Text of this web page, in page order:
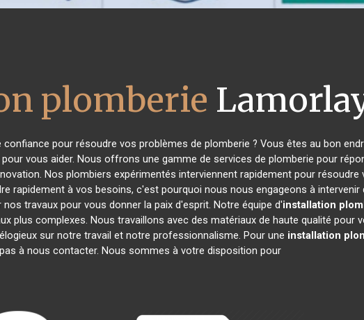
plomberie
confiance pour résoudre vos problèmes de plomberie ? Vous êtes au bon
vous aider. Nous offrons une gamme de services de plomberie pour
Nos plombiers expérimentés interviennent rapidement pour résoudre
rapidement à vos besoins, c'est pourquoi nous nous engageons à intervenir
travaux pour vous donner la paix d'esprit. Notre équipe d'installation
plus complexes. Nous travaillons avec des matériaux de haute qualité pour
sur notre travail et notre professionnalisme. Pour une installation
à nous contacter. Nous sommes à votre disposition pour